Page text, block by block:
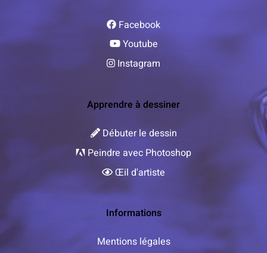
Facebook
Youtube
Instagram
Apprendre à dessiner
Débuter le dessin
Peindre avec Photoshop
Œil d'artiste
Informations
Mentions légales